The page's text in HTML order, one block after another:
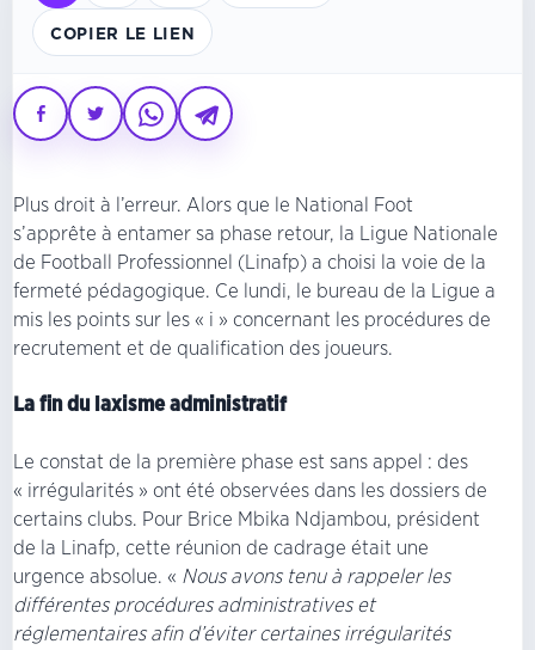
COPIER LE LIEN
Plus droit à l’erreur. Alors que le National Foot
s’apprête à entamer sa phase retour, la Ligue Nationale
de Football Professionnel (Linafp) a choisi la voie de la
fermeté pédagogique. Ce lundi, le bureau de la Ligue a
mis les points sur les « i » concernant les procédures de
recrutement et de qualification des joueurs.
La fin du laxisme administratif
Le constat de la première phase est sans appel : des
« irrégularités » ont été observées dans les dossiers de
certains clubs. Pour Brice Mbika Ndjambou, président
de la Linafp, cette réunion de cadrage était une
urgence absolue. « Nous avons tenu à rappeler les
différentes procédures administratives et
réglementaires afin d’éviter certaines irrégularités